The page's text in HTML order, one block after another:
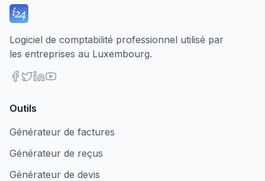
Logiciel de comptabilité professionnel utilisé par
les entreprises au Luxembourg.
Outils
Générateur de factures
Générateur de reçus
Générateur de devis